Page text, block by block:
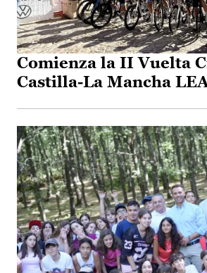
Comienza la II Vuelta
Castilla-La Mancha